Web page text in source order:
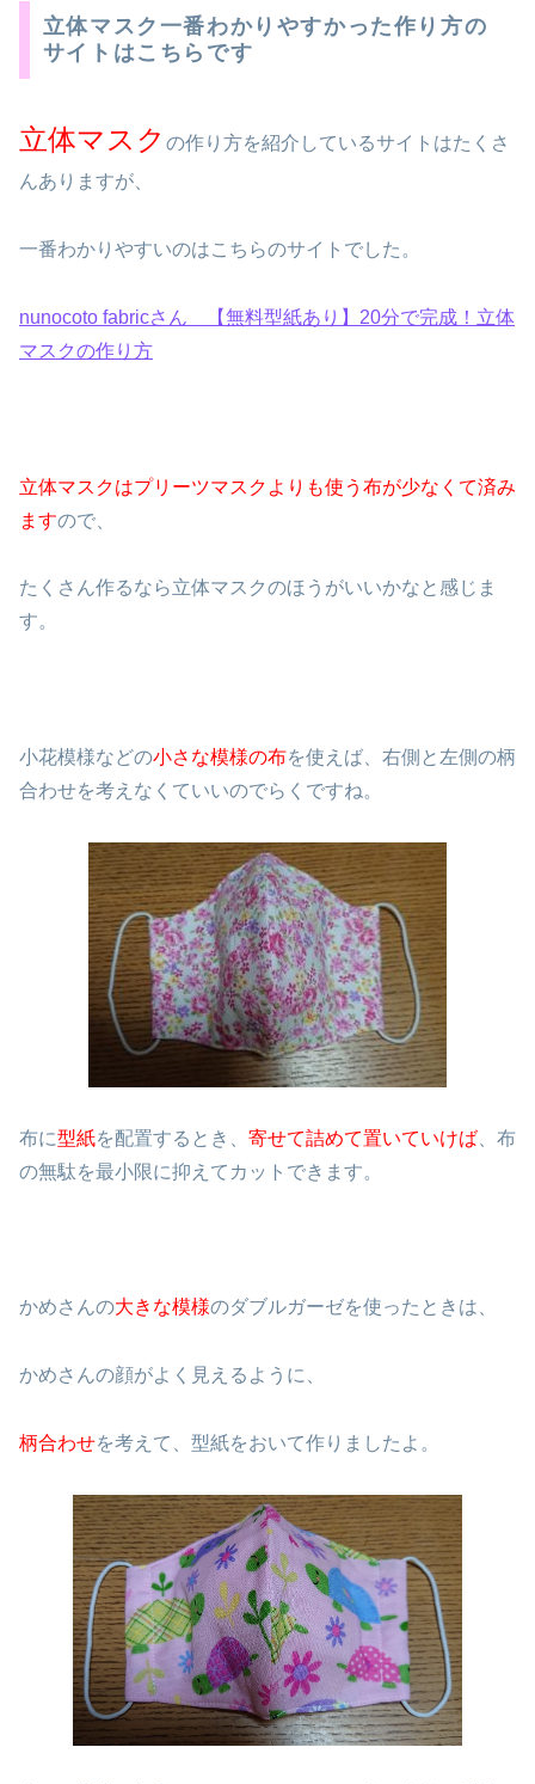
立体マスク一番わかりやすかった作り方の
サイトはこちらです
立体マスク の作り方を紹介しているサイトはたくさ
んありますが、
一番わかりやすいのはこちらのサイトでした。
nunocoto fabricさん 【無料型紙あり】20分で完成！立体
マスクの作り方
立体マスクはプリーツマスクよりも使う布が少なくて済み
ますので、
たくさん作るなら立体マスクのほうがいいかなと感じま
す。
小花模様などの小さな模様の布を使えば、右側と左側の柄
合わせを考えなくていいのでらくですね。
布に型紙を配置するとき、 寄せて詰めて置いていけば 、布
の無駄を最小限に抑えてカットできます。
かめさんの大きな模様のダブルガーゼを使ったときは、
かめさんの顔がよく見えるように、
柄合わせを考えて、型紙をおいて作りましたよ。